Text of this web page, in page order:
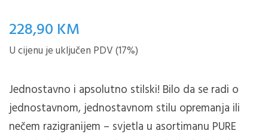
228,90 KM
U cijenu je uključen PDV (17%)
Jednostavno i apsolutno stilski! Bilo da se radi o
jednostavnom, jednostavnom stilu opremanja ili
nečem razigranijem – svjetla u asortimanu PURE